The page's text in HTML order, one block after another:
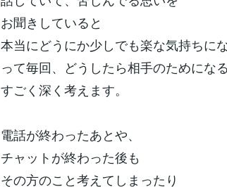
お聞きしていると
本当にどうにか少しでも楽な気持ちに
って毎回、どうしたら相手のためにな
すごく深く考えます。
電話が終わったあとや、
チャットが終わった後も
その方のこと考えてしまったり